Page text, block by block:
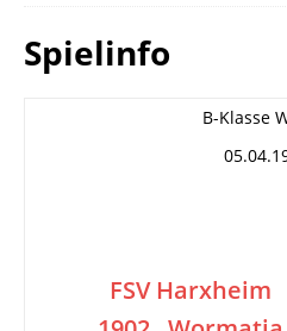
Spielinfo
B-Klasse
FSV Harxheim